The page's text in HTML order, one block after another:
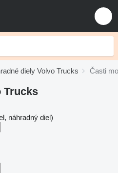
diely Volvo Trucks Časti
Trucks
náhradný diel)